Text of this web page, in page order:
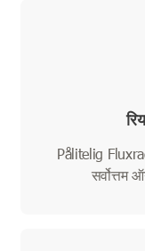
Pålitelig
सर्वोत्तम